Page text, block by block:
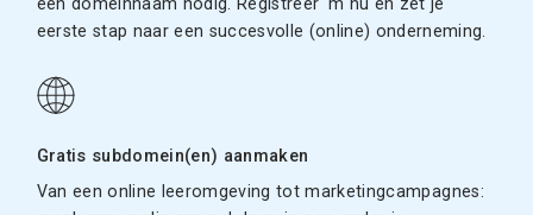
een domeinnaam nodig. Registreer ‘m nu en zet je
eerste stap naar een succesvolle (online) onderneming.
Gratis subdomein(en) aanmaken
Van een online leeromgeving tot marketingcampagnes: